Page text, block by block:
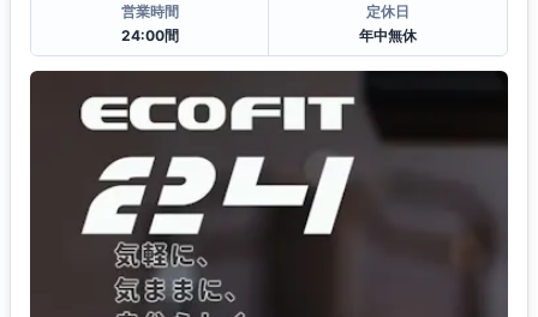
営業時間
24:00間
定休日
年中無休